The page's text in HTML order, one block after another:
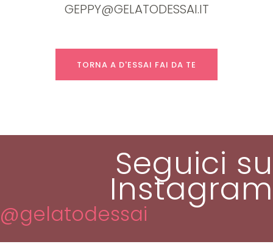
GEPPY@GELATODESSAI.IT
TORNA A D'ESSAI FAI DA TE
Seguici su
Instagram
@gelatodessai